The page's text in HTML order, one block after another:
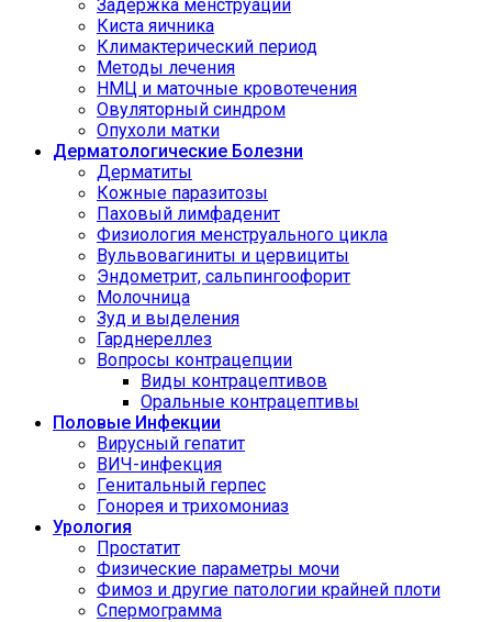
Задержка менструации
Киста яичника
Климактерический период
Методы лечения
НМЦ и маточные кровотечения
Овуляторный синдром
Опухоли матки
Дерматологические Болезни
Дерматиты
Кожные паразитозы
Паховый лимфаденит
Физиология менструального цикла
Вульвовагиниты и цервициты
Эндометрит, сальпингоофорит
Молочница
Зуд и выделения
Гарднереллез
Вопросы контрацепции
Виды контрацептивов
Оральные контрацептивы
Половые Инфекции
Вирусный гепатит
ВИЧ-инфекция
Генитальный герпес
Гонорея и трихомониаз
Урология
Простатит
Физические параметры мочи
Фимоз и другие патологии крайней плоти
Спермограмма